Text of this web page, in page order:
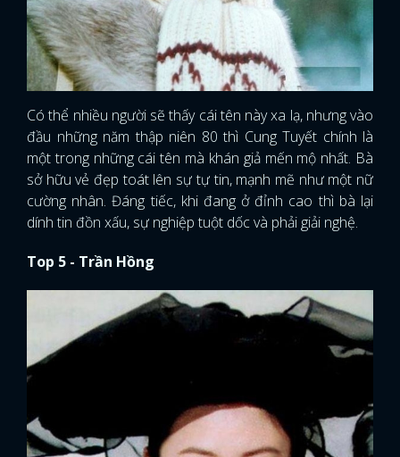
Có thể nhiều người sẽ thấy cái tên này xa lạ, nhưng vào
đầu những năm thập niên 80 thì Cung Tuyết chính là
một trong những cái tên mà khán giả mến mộ nhất. Bà
sở hữu vẻ đẹp toát lên sự tự tin, mạnh mẽ như một nữ
cường nhân. Đáng tiếc, khi đang ở đỉnh cao thì bà lại
dính tin đồn xấu, sự nghiệp tuột dốc và phải giải nghệ.
Top 5 - Trần Hồng